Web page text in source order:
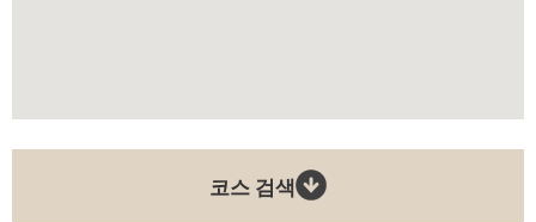
코스 검색